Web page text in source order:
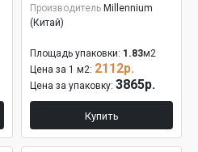
Производитель Millennium
(Китай)
Площадь упаковки: 1.83м2
Цена за 1 м2: 2112р.
Цена за упаковку: 3865р.
Купить